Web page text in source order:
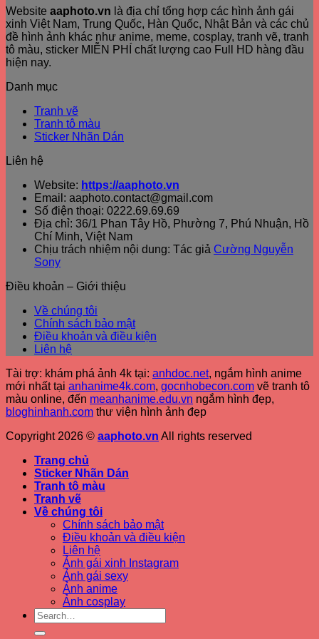
Website aaphoto.vn là địa chỉ tổng hợp các hình ảnh gái
xinh Việt Nam, Trung Quốc, Hàn Quốc, Nhật Bản và các chủ
đề hình ảnh khác như anime, meme, cosplay, tranh vẽ, tranh
tô màu, sticker MIỄN PHÍ chất lượng cao Full HD hàng đầu
hiện nay.
Danh mục
Tranh vẽ
Tranh tô màu
Sticker Nhãn Dán
Liên hệ
Website: https://aaphoto.vn
Email: aaphoto.contact@gmail.com
Số điện thoại: 0222.69.69.69
Địa chỉ: 36/1 Phan Tây Hồ, Phường 7, Phú Nhuận, Hồ
Chí Minh, Việt Nam
Chịu trách nhiệm nội dung: Tác giả Cường Nguyễn
Sony
Điều khoản – Giới thiệu
Về chúng tôi
Chính sách bảo mật
Điều khoản và điều kiện
Liên hệ
Tài trợ: khám phá ảnh 4k tại: anhdoc.net, ngắm hình anime
mới nhất tại anhanime4k.com, gocnhobecon.com vẽ tranh tô
màu online, đến meanhanime.edu.vn ngắm hình đẹp,
bloghinhanh.com thư viện hình ảnh đẹp
Copyright 2026 © aaphoto.vn All rights reserved
Trang chủ
Sticker Nhãn Dán
Tranh tô màu
Tranh vẽ
Về chúng tôi
Chính sách bảo mật
Điều khoản và điều kiện
Liên hệ
Ảnh gái xinh Instagram
Ảnh gái sexy
Ảnh anime
Ảnh cosplay